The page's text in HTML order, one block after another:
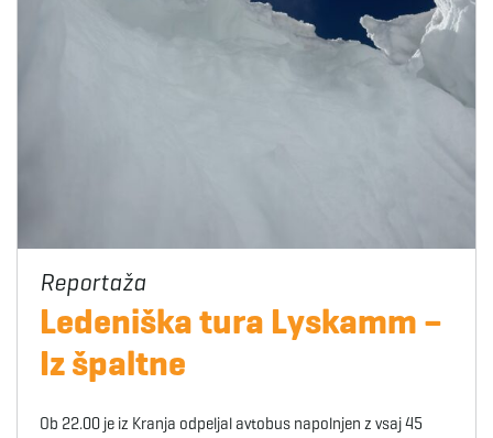
Ledeniška tura Lyskamm –
Iz špaltne
Ob 22.00 je iz Kranja odpeljal avtobus napolnjen z vsaj 45